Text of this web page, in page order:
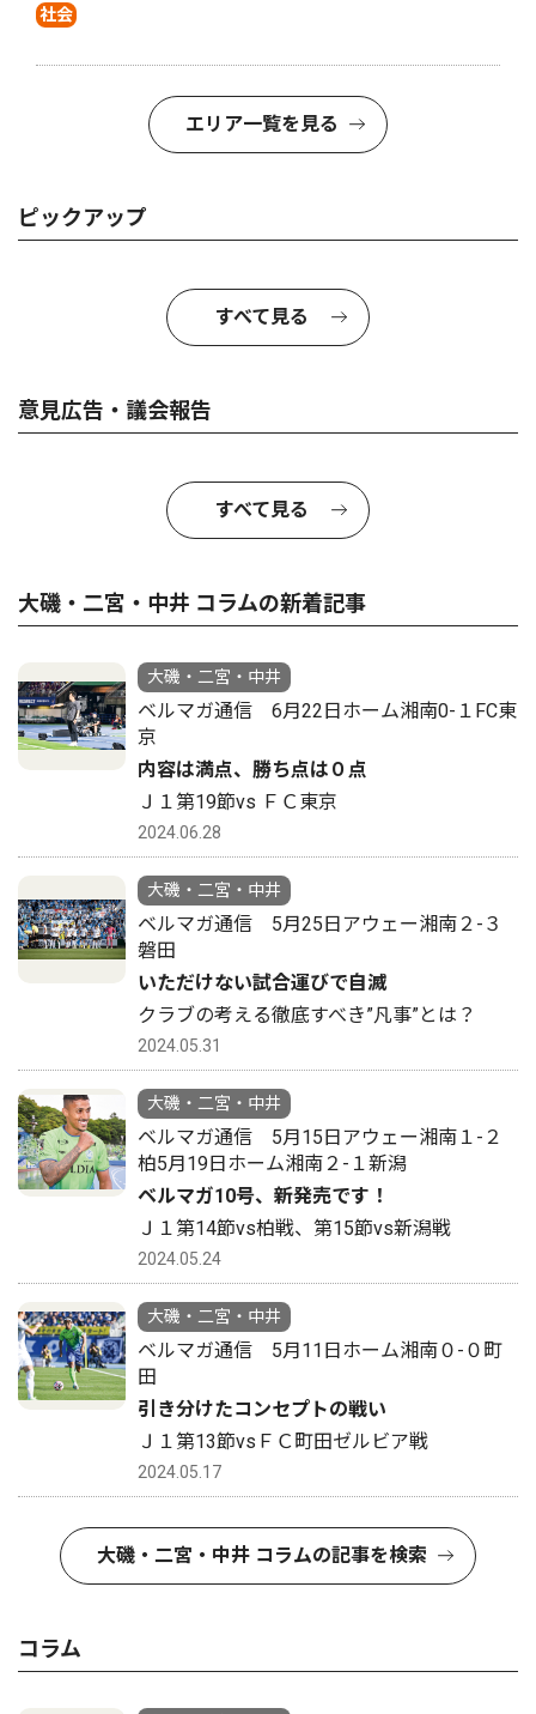
社会
エリア一覧を見る
ピックアップ
すべて見る
意見広告・議会報告
すべて見る
大磯・二宮・中井 コラムの新着記事
大磯・二宮・中井
ベルマガ通信 6月22日ホーム湘南0-１FC東
京
内容は満点、勝ち点は０点
Ｊ１第19節vs ＦＣ東京
2024.06.28
大磯・二宮・中井
ベルマガ通信 5月25日アウェー湘南２-３
磐田
いただけない試合運びで自滅
クラブの考える徹底すべき”凡事”とは？
2024.05.31
大磯・二宮・中井
ベルマガ通信 5月15日アウェー湘南１-２
柏5月19日ホーム湘南２-１新潟
ベルマガ10号、新発売です！
Ｊ１第14節vs柏戦、第15節vs新潟戦
2024.05.24
大磯・二宮・中井
ベルマガ通信 5月11日ホーム湘南０-０町
田
引き分けたコンセプトの戦い
Ｊ１第13節vsＦＣ町田ゼルビア戦
2024.05.17
大磯・二宮・中井 コラムの記事を検索
コラム